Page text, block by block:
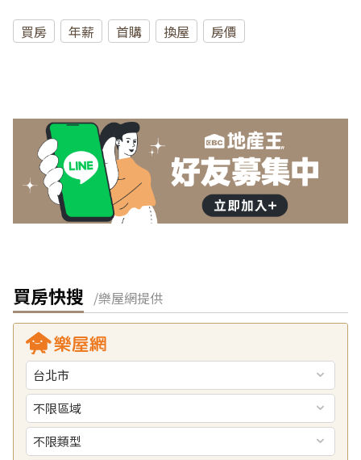
買房 年薪 首購 換屋 房價
買房快搜 /樂屋網提供